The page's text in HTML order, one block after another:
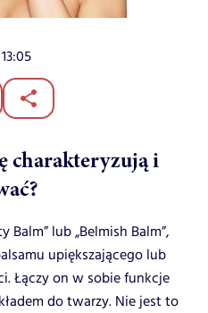
charakteryzują i
Balm” lub „Belmish Balm”,
upiększającego lub
Łączy on w sobie funkcje
do twarzy. Nie jest to